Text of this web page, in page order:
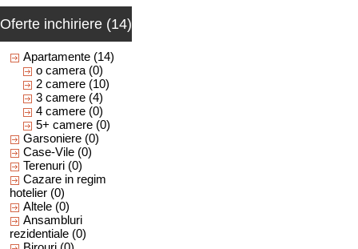
Oferte inchiriere (14)
Apartamente (14)
o camera (0)
2 camere (10)
3 camere (4)
4 camere (0)
5+ camere (0)
Garsoniere (0)
Case-Vile (0)
Terenuri (0)
Cazare in regim
hotelier (0)
Altele (0)
Ansambluri
rezidentiale (0)